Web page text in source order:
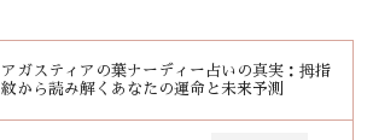
アガスティアの葉ナーディー占いの真実：拇指
紋から読み解くあなたの運命と未来予測